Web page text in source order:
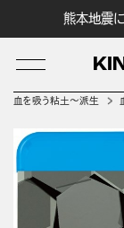
熊本地震
LOG IN
血を吸う粘土～派生